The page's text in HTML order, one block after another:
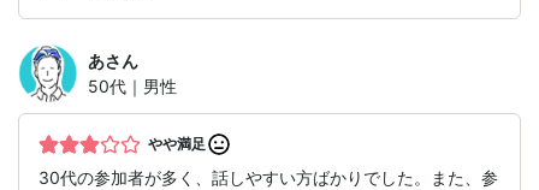
あさん
50代｜男性
やや満足
30代の参加者が多く、話しやすい方ばかりでした。また、参